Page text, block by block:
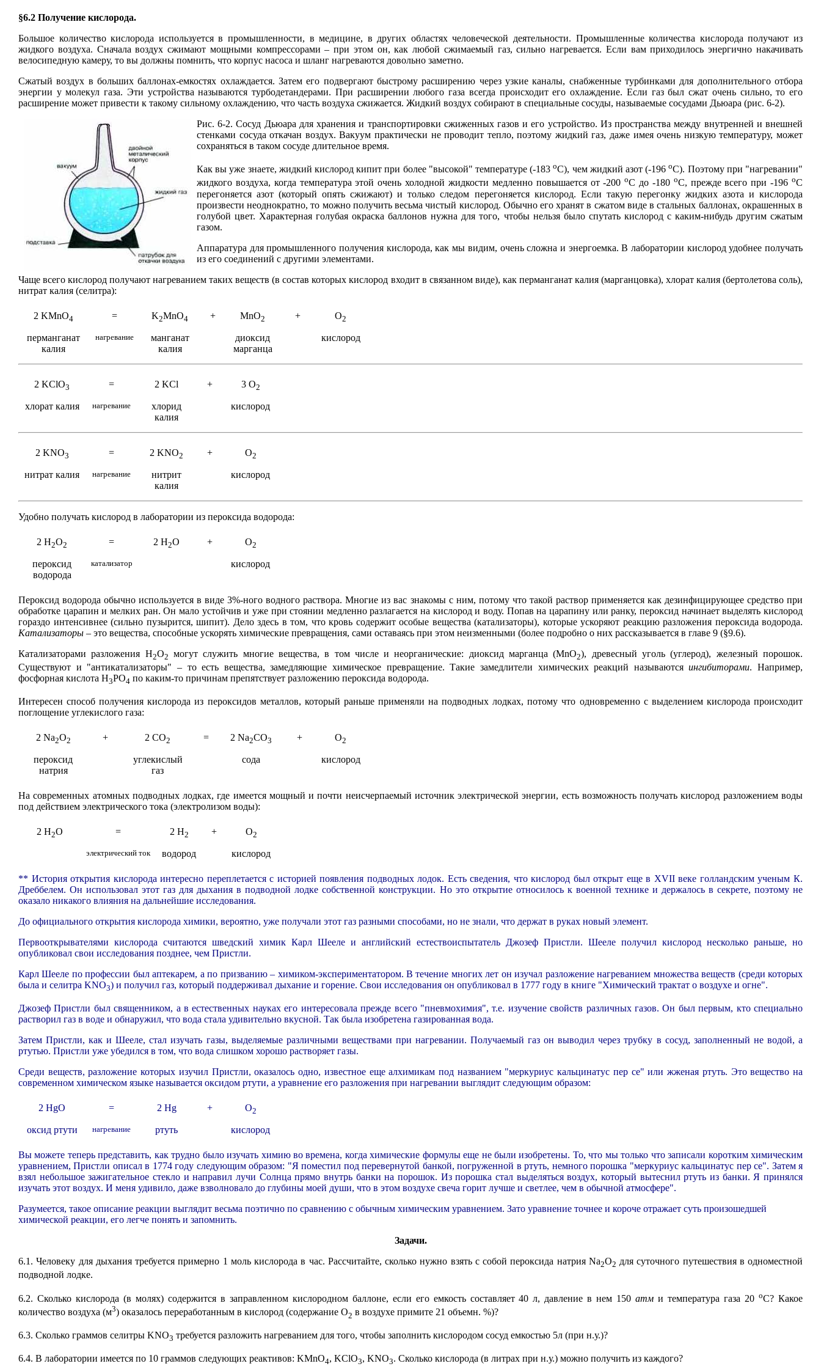
§6.2 Получение кислорода.
Большое количество кислорода используется в промышленности, в медицине, в других областях человеческой деятельности. Промышленные количества кислорода получают из
жидкого воздуха. Сначала воздух сжимают мощными компрессорами– при этом он, как любой сжимаемый газ, сильно нагревается. Если вам приходилось энергично накачивать
велосипедную камеру, то вы должны помнить, что корпус насоса и шланг нагреваются довольно заметно.
Сжатый воздух в больших баллонах-емкостях охлаждается. Затем его подвергают быстрому расширению через узкие каналы, снабженные турбинками для дополнительного отбора
энергии у молекул газа. Эти устройства называются турбодетандерами. При расширении любого газа всегда происходит его охлаждение. Если газ был сжат очень сильно, то его
расширение может привести к такому сильному охлаждению, что часть воздуха сжижается. Жидкий воздух собирают в специальные сосуды, называемые сосудами Дьюара (рис. 6-2).
Рис. 6-2. Сосуд Дьюара для хранения и транспортировки сжиженных газов и его устройство. Из пространства между внутренней и внешней
стенками сосуда откачан воздух. Вакуум практически не проводит тепло, поэтому жидкий газ, даже имея очень низкую температуру, может
сохраняться в таком сосуде длительное время.
Как вы уже знаете, жидкий кислород кипит при более "высокой" температуре (-183оС), чем жидкий азот (-196оС). Поэтому при "нагревании"
жидкого воздуха, когда температура этой очень холодной жидкости медленно повышается от -200оС до -180 оС, прежде всего при -196оС
перегоняется азот (который опять сжижают) и только следом перегоняется кислород. Если такую перегонку жидких азота и кислорода
произвести неоднократно, то можно получить весьма чистый кислород. Обычно его хранят в сжатом виде в стальных баллонах, окрашенных в
голубой цвет. Характерная голубая окраска баллонов нужна для того, чтобы нельзя было спутать кислород с каким-нибудь другим сжатым
газом.
Аппаратура для промышленного получения кислорода, как мы видим, очень сложна и энергоемка. В лаборатории кислород удобнее получать
из его соединений с другими элементами.
Чаще всего кислород получают нагреванием таких веществ (в состав которых кислород входит в связанном виде), как перманганат калия (марганцовка), хлорат калия (бертолетова соль),
нитрат калия (селитра):
2 KMnO4 = K2MnO4 + MnO2 + O2
перманганат
калия
нагревание
манганат
калия
диоксид
марганца
кислород
2 KClO3 = 2 KCl + 3 O2
хлорат калия нагревание
хлорид
калия
кислород
2 KNO3 = 2 KNO2 + O2
нитрат калия нагревание
нитрит
калия
кислород
Удобно получать кислород в лаборатории из пероксида водорода:
2 H2O2 = 2 H2O + O2
пероксид
водорода
катализатор кислород
Пероксид водорода обычно используется в виде 3%-ного водного раствора. Многие из вас знакомы с ним, потому что такой раствор применяется как дезинфицирующее средство при
обработке царапин и мелких ран. Он мало устойчив и уже при стоянии медленно разлагается на кислород и воду. Попав на царапину или ранку, пероксид начинает выделять кислород
гораздо интенсивнее (сильно пузырится, шипит). Дело здесь в том, что кровь содержит особые вещества (катализаторы), которые ускоряют реакцию разложения пероксида водорода.
Катализаторы – это вещества, способные ускорять химические превращения, сами оставаясь при этом неизменными (более подробно о них рассказывается в главе 9 (§9.6).
Катализаторами разложения Н2О2 могут служить многие вещества, в том числе и неорганические: диоксид марганца (MnO2), древесный уголь (углерод), железный порошок.
Существуют и "антикатализаторы" –то есть вещества, замедляющие химическое превращение. Такие замедлители химических реакций называютсяингибиторами. Например,
фосфорная кислота Н3РО4 по каким-то причинам препятствует разложению пероксида водорода.
Интересен способ получения кислорода из пероксидов металлов, который раньше применяли на подводных лодках, потому что одновременно с выделением кислорода происходит
поглощение углекислого газа:
2 Na2O2 + 2 CO2 = 2 Na2CO3 + O2
пероксид
натрия
углекислый
газ
сода кислород
На современных атомных подводных лодках, где имеется мощный и почти неисчерпаемый источник электрической энергии, есть возможность получать кислород разложением воды
под действием электрического тока (электролизом воды):
2 H2O = 2 H2 + O2
электрический ток
водород кислород
** История открытия кислорода интересно переплетается с историей появления подводных лодок. Есть сведения, что кислород был открыт еще в XVII веке голландским ученым К.
Дреббелем. Он использовал этот газ для дыхания в подводной лодке собственной конструкции. Но это открытие относилось к военной технике и держалось в секрете, поэтому не
оказало никакого влияния на дальнейшие исследования.
До официального открытия кислорода химики, вероятно, уже получали этот газ разными способами, но не знали, что держат в руках новый элемент.
Первооткрывателями кислорода считаются шведский химик Карл Шееле и английский естествоиспытатель Джозеф Пристли. Шееле получил кислород несколько раньше, но
опубликовал свои исследования позднее, чем Пристли.
Карл Шееле по профессии был аптекарем, а по призванию– химиком-экспериментатором. В течение многих лет он изучал разложение нагреванием множества веществ (среди которых
была и селитра KNO3) и получил газ, который поддерживал дыхание и горение. Свои исследования он опубликовал в 1777 году в книге "Химический трактат о воздухе и огне".
Джозеф Пристли был священником, а в естественных науках его интересовала прежде всего "пневмохимия", т.е. изучение свойств различных газов. Он был первым, кто специально
растворил газ в воде и обнаружил, что вода стала удивительно вкусной. Так была изобретена газированная вода.
Затем Пристли, как и Шееле, стал изучать газы, выделяемые различными веществами при нагревании. Получаемый газ он выводил через трубку в сосуд, заполненный не водой, а
ртутью. Пристли уже убедился в том, что вода слишком хорошо растворяет газы.
Среди веществ, разложение которых изучил Пристли, оказалось одно, известное еще алхимикам под названием "меркуриус кальцинатус пер се" или жженая ртуть. Это вещество на
современном химическом языке называется оксидом ртути, а уравнение его разложения при нагревании выглядит следующим образом:
2 HgO = 2 Hg + O2
оксид ртути нагревание ртуть кислород
Вы можете теперь представить, как трудно было изучать химию во времена, когда химические формулы еще не были изобретены. То, что мы только что записали коротким химическим
уравнением, Пристли описал в 1774 году следующим образом: "Я поместил под перевернутой банкой, погруженной в ртуть, немного порошка "меркуриус кальцинатус пер се". Затем я
взял небольшое зажигательное стекло и направил лучи Солнца прямо внутрь банки на порошок. Из порошка стал выделяться воздух, который вытеснил ртуть из банки. Я принялся
изучать этот воздух. И меня удивило, даже взволновало до глубины моей души, что в этом воздухе свеча горит лучше и светлее, чем в обычной атмосфере".
Разумеется, такое описание реакции выглядит весьма поэтично по сравнению с обычным химическим уравнением. Зато уравнение точнее и короче отражает суть произошедшей
химической реакции, его легче понять и запомнить.
Задачи.
6.1. Человеку для дыхания требуется примерно 1 моль кислорода в час. Рассчитайте, сколько нужно взять с собой пероксида натрия Na2O2 для суточного путешествия в одноместной
подводной лодке.
6.2. Сколько кислорода (в молях) содержится в заправленном кислородном баллоне, если его емкость составляет 40 л, давление в нем 150атми температура газа 20оС? Какое
количество воздуха (м3) оказалось переработанным в кислород (содержание O2 в воздухе примите 21 объемн. %)?
6.3. Сколько граммов селитры KNO3 требуется разложить нагреванием для того, чтобы заполнить кислородом сосуд емкостью 5л (при н.у.)?
6.4. В лаборатории имеется по 10 граммов следующих реактивов: KMnO4, KClO3, KNO3. Сколько кислорода (в литрах при н.у.) можно получить из каждого?